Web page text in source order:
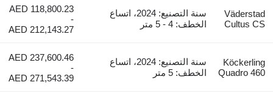
Väderstad
Cultus CS
سنة التصنيع: 2024، اتساع
الخطف: 4 - 5 متر
AED 118,800.23
-
AED 212,143.27
Köckerling
Quadro 460
سنة التصنيع: 2024، اتساع
الخطف: 5 متر
AED 237,600.46
-
AED 271,543.39